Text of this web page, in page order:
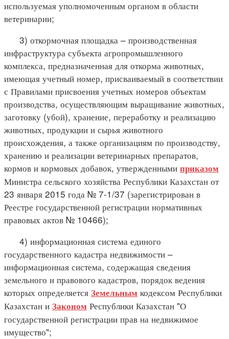
используемая уполномоченным органом в области
ветеринарии;
3) откормочная площадка – производственная
инфраструктура субъекта агропромышленного
комплекса, предназначенная для откорма животных,
имеющая учетный номер, присваиваемый в соответствии
с Правилами присвоения учетных номеров объектам
производства, осуществляющим выращивание животных,
заготовку (убой), хранение, переработку и реализацию
животных, продукции и сырья животного
происхождения, а также организациям по производству,
хранению и реализации ветеринарных препаратов,
кормов и кормовых добавок, утвержденными приказом
Министра сельского хозяйства Республики Казахстан от
23 января 2015 года № 7-1/37 (зарегистрирован в
Реестре государственной регистрации нормативных
правовых актов № 10466);
4) информационная система единого
государственного кадастра недвижимости –
информационная система, содержащая сведения
земельного и правового кадастров, порядок ведения
которых определяется Земельным кодексом Республики
Казахстан и Законом Республики Казахстан "О
государственной регистрации прав на недвижимое
имущество";